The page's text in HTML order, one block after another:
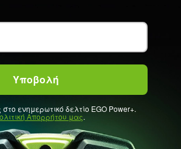
ενημερωτικό δελτίο EGO Power+.
Απορρήτου μας.